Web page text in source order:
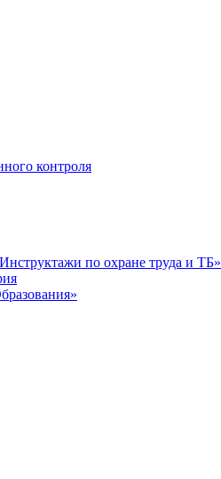
контроля
по охране труда и ТБ»